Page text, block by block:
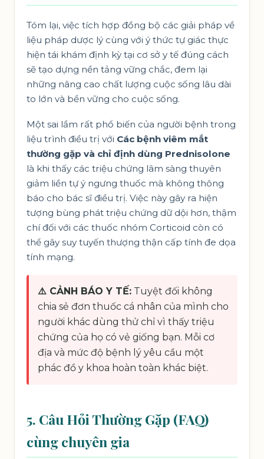
Tóm lại, việc tích hợp đồng bộ các giải pháp về
liệu pháp dược lý cùng với ý thức tự giác thực
hiện tái khám định kỳ tại cơ sở y tế đúng cách
sẽ tạo dựng nền tảng vững chắc, đem lại
những nâng cao chất lượng cuộc sống lâu dài
to lớn và bền vững cho cuộc sống.
Một sai lầm rất phổ biến của người bệnh trong
liệu trình điều trị với Các bệnh viêm mắt
thường gặp và chỉ định dùng Prednisolone
là khi thấy các triệu chứng lâm sàng thuyên
giảm liền tự ý ngưng thuốc mà không thông
báo cho bác sĩ điều trị. Việc này gây ra hiện
tượng bùng phát triệu chứng dữ dội hơn, thậm
chí đối với các thuốc nhóm Corticoid còn có
thể gây suy tuyến thượng thận cấp tính đe dọa
tính mạng.
⚠️ CẢNH BÁO Y TẾ: Tuyệt đối không
chia sẻ đơn thuốc cá nhân của mình cho
người khác dùng thử chỉ vì thấy triệu
chứng của họ có vẻ giống bạn. Mỗi cơ
địa và mức độ bệnh lý yêu cầu một
phác đồ y khoa hoàn toàn khác biệt.
5. Câu Hỏi Thường Gặp (FAQ)
cùng chuyên gia